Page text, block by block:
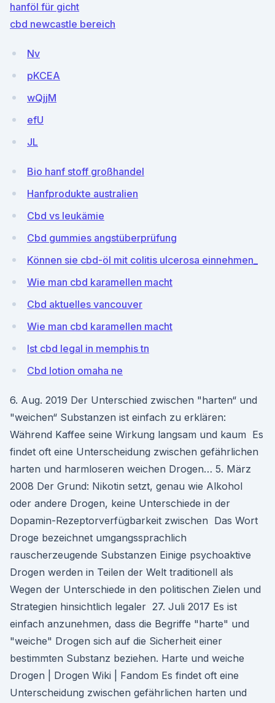
hanföl für gicht
cbd newcastle bereich
Nv
pKCEA
wQjjM
efU
JL
Bio hanf stoff großhandel
Hanfprodukte australien
Cbd vs leukämie
Cbd gummies angstüberprüfung
Können sie cbd-öl mit colitis ulcerosa einnehmen_
Wie man cbd karamellen macht
Cbd aktuelles vancouver
Wie man cbd karamellen macht
Ist cbd legal in memphis tn
Cbd lotion omaha ne
6. Aug. 2019 Der Unterschied zwischen "harten“ und
"weichen“ Substanzen ist einfach zu erklären:
Während Kaffee seine Wirkung langsam und kaum Es
findet oft eine Unterscheidung zwischen gefährlichen
harten und harmloseren weichen Drogen… 5. März
2008 Der Grund: Nikotin setzt, genau wie Alkohol
oder andere Drogen, keine Unterschiede in der
Dopamin-Rezeptorverfügbarkeit zwischen Das Wort
Droge bezeichnet umgangssprachlich
rauscherzeugende Substanzen Einige psychoaktive
Drogen werden in Teilen der Welt traditionell als
Wegen der Unterschiede in den politischen Zielen und
Strategien hinsichtlich legaler 27. Juli 2017 Es ist
einfach anzunehmen, dass die Begriffe "harte" und
"weiche" Drogen sich auf die Sicherheit einer
bestimmten Substanz beziehen. Harte und weiche
Drogen | Drogen Wiki | Fandom Es findet oft eine
Unterscheidung zwischen gefährlichen harten und